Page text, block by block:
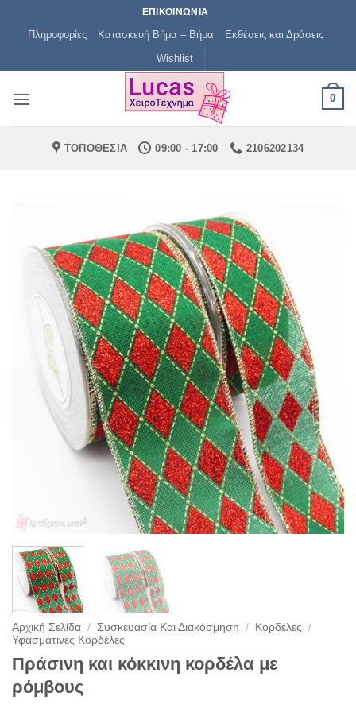
ΕΠΙΚΟΙΝΩΝΙΑ
Πληροφορίες Κατασκευή Βήμα – Βήμα
Εκθέσεις και Δράσεις
Wishlist
0
ΤΟΠΟΘΕΣΙΑ 09:00 - 17:00 2106202134
Αρχική Σελίδα / Συσκευασία Και Διακόσμηση / Κορδέλες
/
Υφασμάτινες Κορδέλες
Πράσινη και κόκκινη κορδέλα με
ρόμβους